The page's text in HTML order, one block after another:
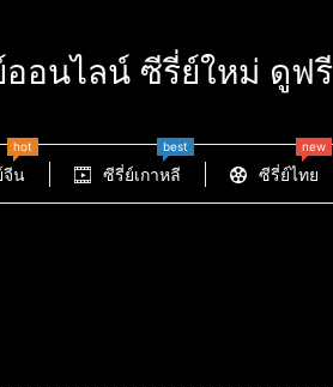
อนไลน์ ซีรี่ย์ใหม่ ดูฟรี
จีน
hot
ซีรี่ย์เกาหลี
best
ซีรี่ย์ไทย
new